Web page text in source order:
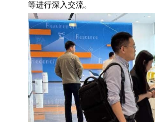
等进行深入交流。